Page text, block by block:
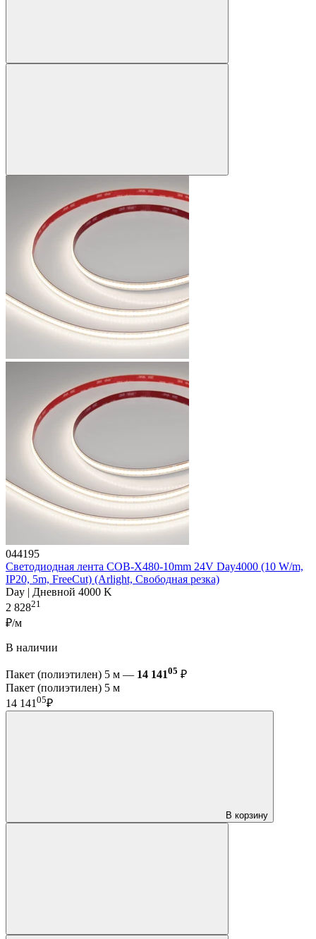
044195
Светодиодная лента COB-X480-10mm 24V Day4000 (10 W/m,
IP20, 5m, FreeCut) (Arlight, Свободная резка)
Day | Дневной 4000 K
2 82821
₽/м
В наличии
Пакет (полиэтилен) 5 м — 14 14105 ₽
Пакет (полиэтилен) 5 м
14 14105₽
В корзину